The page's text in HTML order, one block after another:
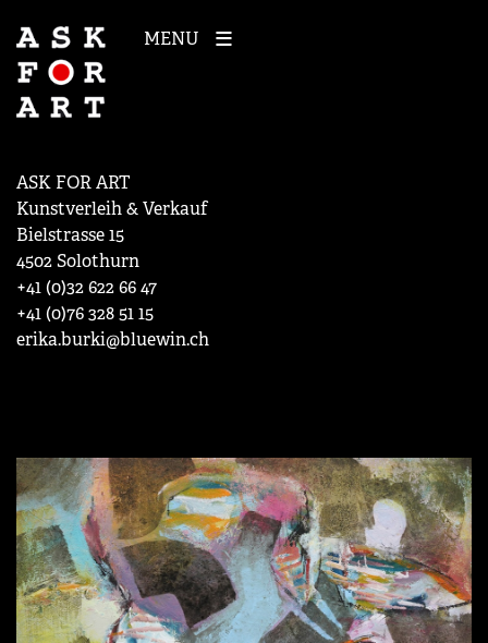
MENU
ASK FOR ART
Kunstverleih & Verkauf
Bielstrasse 15
4502 Solothurn
+41 (0)32 622 66 47
+41 (0)76 328 51 15
erika.burki@bluewin.ch